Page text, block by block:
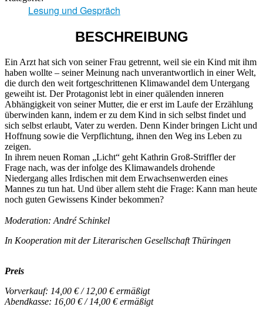
Lesung und Gespräch
BESCHREIBUNG
Ein Arzt hat sich von seiner Frau getrennt, weil sie ein Kind mit ihm
haben wollte – seiner Meinung nach unverantwortlich in einer Welt,
die durch den weit fortgeschrittenen Klimawandel dem Untergang
geweiht ist. Der Protagonist lebt in einer quälenden inneren
Abhängigkeit von seiner Mutter, die er erst im Laufe der Erzählung
überwinden kann, indem er zu dem Kind in sich selbst findet und
sich selbst erlaubt, Vater zu werden. Denn Kinder bringen Licht und
Hoffnung sowie die Verpflichtung, ihnen den Weg ins Leben zu
zeigen.
In ihrem neuen Roman „Licht“ geht Kathrin Groß-Striffler der
Frage nach, was der infolge des Klimawandels drohende
Niedergang alles Irdischen mit dem Erwachsenwerden eines
Mannes zu tun hat. Und über allem steht die Frage: Kann man heute
noch guten Gewissens Kinder bekommen?
Moderation: André Schinkel
In Kooperation mit der Literarischen Gesellschaft Thüringen
Preis
Vorverkauf: 14,00 € / 12,00 € ermäßigt
Abendkasse: 16,00 € / 14,00 € ermäßigt